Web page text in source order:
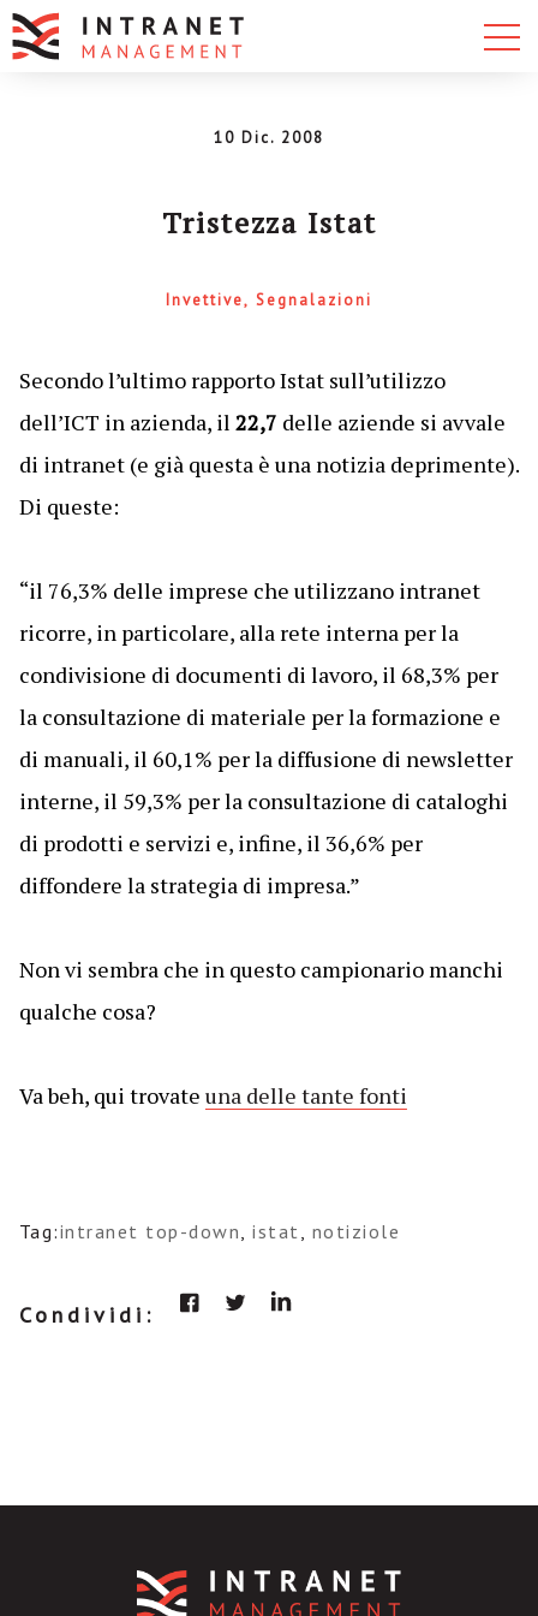
10 Dic. 2008
Tristezza Istat
Invettive Segnalazioni
Secondo l’ultimo rapporto Istat sull’utilizzo
dell’ICT in azienda, il 22,7 delle aziende si avvale
di intranet (e già questa è una notizia deprimente).
Di queste:
“il 76,3% delle imprese che utilizzano intranet
ricorre, in particolare, alla rete interna per la
condivisione di documenti di lavoro, il 68,3% per
la consultazione di materiale per la formazione e
di manuali, il 60,1% per la diffusione di newsletter
interne, il 59,3% per la consultazione di cataloghi
di prodotti e servizi e, infine, il 36,6% per
diffondere la strategia di impresa.”
Non vi sembra che in questo campionario manchi
qualche cosa?
Va beh, qui trovate una delle tante fonti
Tag:intranet top-down,istat, notiziole
Condividi: